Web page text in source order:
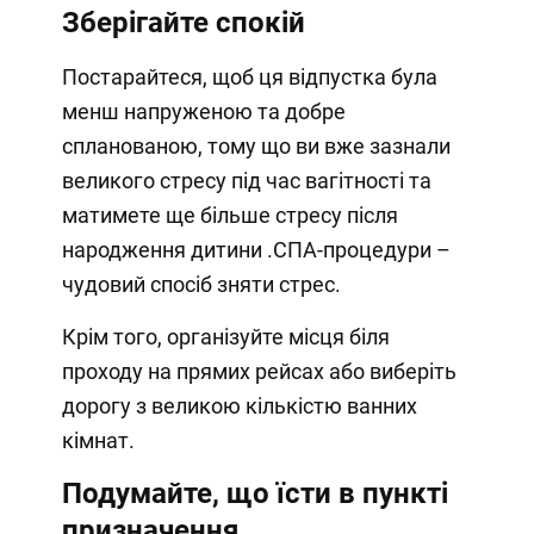
Зберігайте спокій
Постарайтеся, щоб ця відпустка була
менш напруженою та добре
спланованою, тому що ви вже зазнали
великого стресу під час вагітності та
матимете ще більше стресу після
народження дитини .СПА-процедури –
чудовий спосіб зняти стрес.
Крім того, організуйте місця біля
проходу на прямих рейсах або виберіть
дорогу з великою кількістю ванних
кімнат.
Подумайте, що їсти в пункті